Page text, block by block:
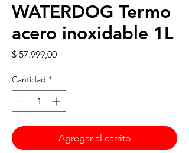
WATERDOG Termo
acero inoxidable 1L
$ 57.999,00Precio
Cantidad *
Agregar al carrito